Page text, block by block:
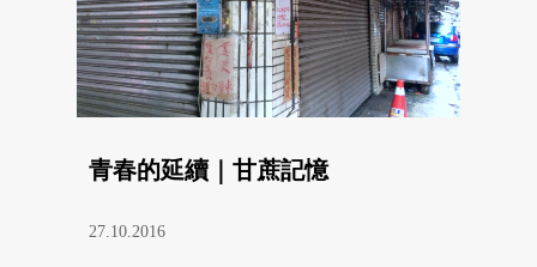
青春的延續｜甘蔗記憶
27.10.2016